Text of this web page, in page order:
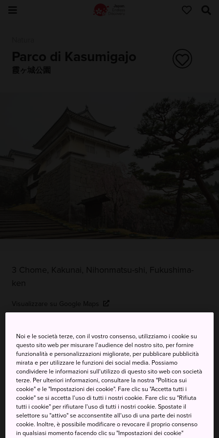
Parco di Kasumigajo
霞ヶ城公園
3 Chome, Kakunai, Nihonmatsu-shi, Fukushima-
ken
Visualizzare su Google Maps
PAROLE CHIAVE MAPPA
Cascate e fiori nel parco che
prese forma intorno al castello
nella nebbia
Noi e le società terze, con il vostro consenso, utilizziamo i cookie su
questo sito web per misurare l'audience del nostro sito, per fornire
funzionalità e personalizzazioni migliorate, per pubblicare pubblicità
mirata e per utilizzare le funzioni dei social media. Possiamo
condividere le informazioni sull'utilizzo di questo sito web con società
terze. Per ulteriori informazioni, consultare la nostra "Politica sui
cookie" e le "Impostazioni dei cookie". Fare clic su "Accetta tutti i
cookie" se si accetta l'uso di tutti i nostri cookie. Fare clic su "Rifiuta
tutti i cookie" per rifiutare l'uso di tutti i nostri cookie. Spostate il
selettore su "attivo" se acconsentite all'uso di una parte dei nostri
cookie. Inoltre, è possibile modificare o revocare il proprio consenso
in qualsiasi momento facendo clic su "Impostazioni dei cookie"